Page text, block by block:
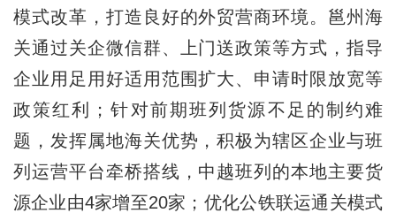
模式改革，打造良好的外贸营商环境。邕州海
关通过关企微信群、上门送政策等方式，指导
企业用足用好适用范围扩大、申请时限放宽等
政策红利；针对前期班列货源不足的制约难
题，发挥属地海关优势，积极为辖区企业与班
列运营平台牵桥搭线，中越班列的本地主要货
源企业由4家增至20家；优化公铁联运通关模式